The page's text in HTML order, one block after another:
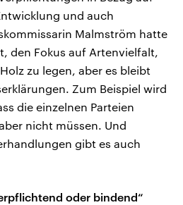
und auch
Malmström hatte
den Fokus auf Artenvielfalt,
zu legen, aber es bleibt
Zum Beispiel wird
die einzelnen Parteien
nicht müssen. Und
gibt es auch
oder bindend“